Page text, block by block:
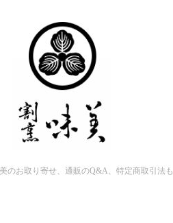
のお取り寄せ、通販のQ&A、特定商取引法も